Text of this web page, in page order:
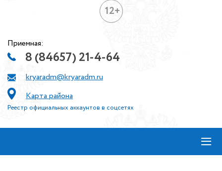
12+
Приемная:
8 (84657) 21-4-64
kryaradm@kryaradm.ru
Карта района
Реестр официальных аккаунтов в соцсетях
≡